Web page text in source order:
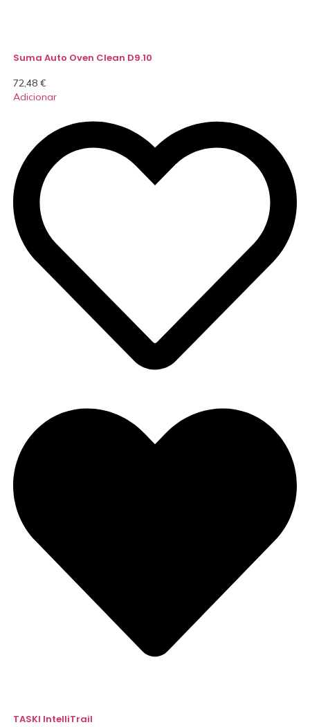
Suma Auto Oven Clean D9.10
72,48 €
Adicionar
TASKI IntelliTrail